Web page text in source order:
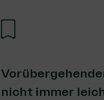
nicht immer